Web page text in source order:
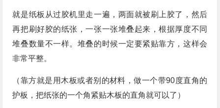
就是纸板从过胶机里走一遍，两面就被刷上胶了，然后
再把刷好胶的纸张，一张一张堆叠起来，根据厚度不同
堆叠数量不一样。堆叠的时候一定要紧贴靠方，这样会
非常平整。
（靠方就是用木板或者别的材料，做一个带90度直角的
护板，把纸张的一个角紧贴木板的直角就可以了）